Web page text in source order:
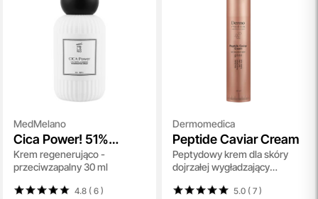
MedMelano
Cica Power! 51%
Centella Essence
Regenerating Cream
Krem regenerująco -
przeciwzapalny 30 ml
4.8 ( 6)
Dermomedica
Peptide Caviar Cream
Peptydowy krem dla skóry
dojrzałej wygładzający
5.0 ( 7)